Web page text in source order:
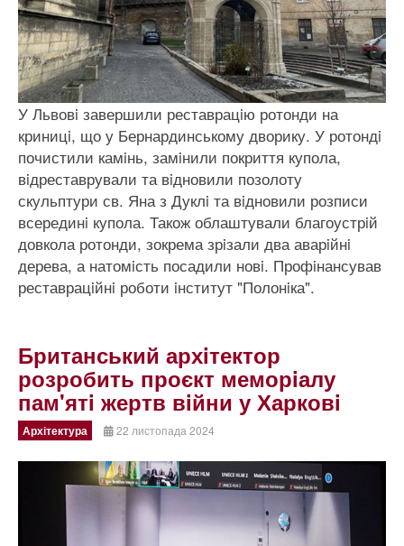
У Львовi завершили реставрацiю ротонди на
криницi, що у Бернардинському дворику. У ротондi
почистили камiнь, замiнили покриття купола,
вiдреставрували та вiдновили позолоту
скульптури св. Яна з Дуклi та вiдновили розписи
всерединi купола. Також облаштували благоустрiй
довкола ротонди, зокрема зрiзали два аварiйнi
дерева, а натомiсть посадили новi. Профiнансував
реставрацiйнi роботи iнститут "Полонiка".
Британський архiтектор
розробить проєкт меморiалу
пам'ятi жертв вiйни у Харковi
Архітектура 22 листопада 2024